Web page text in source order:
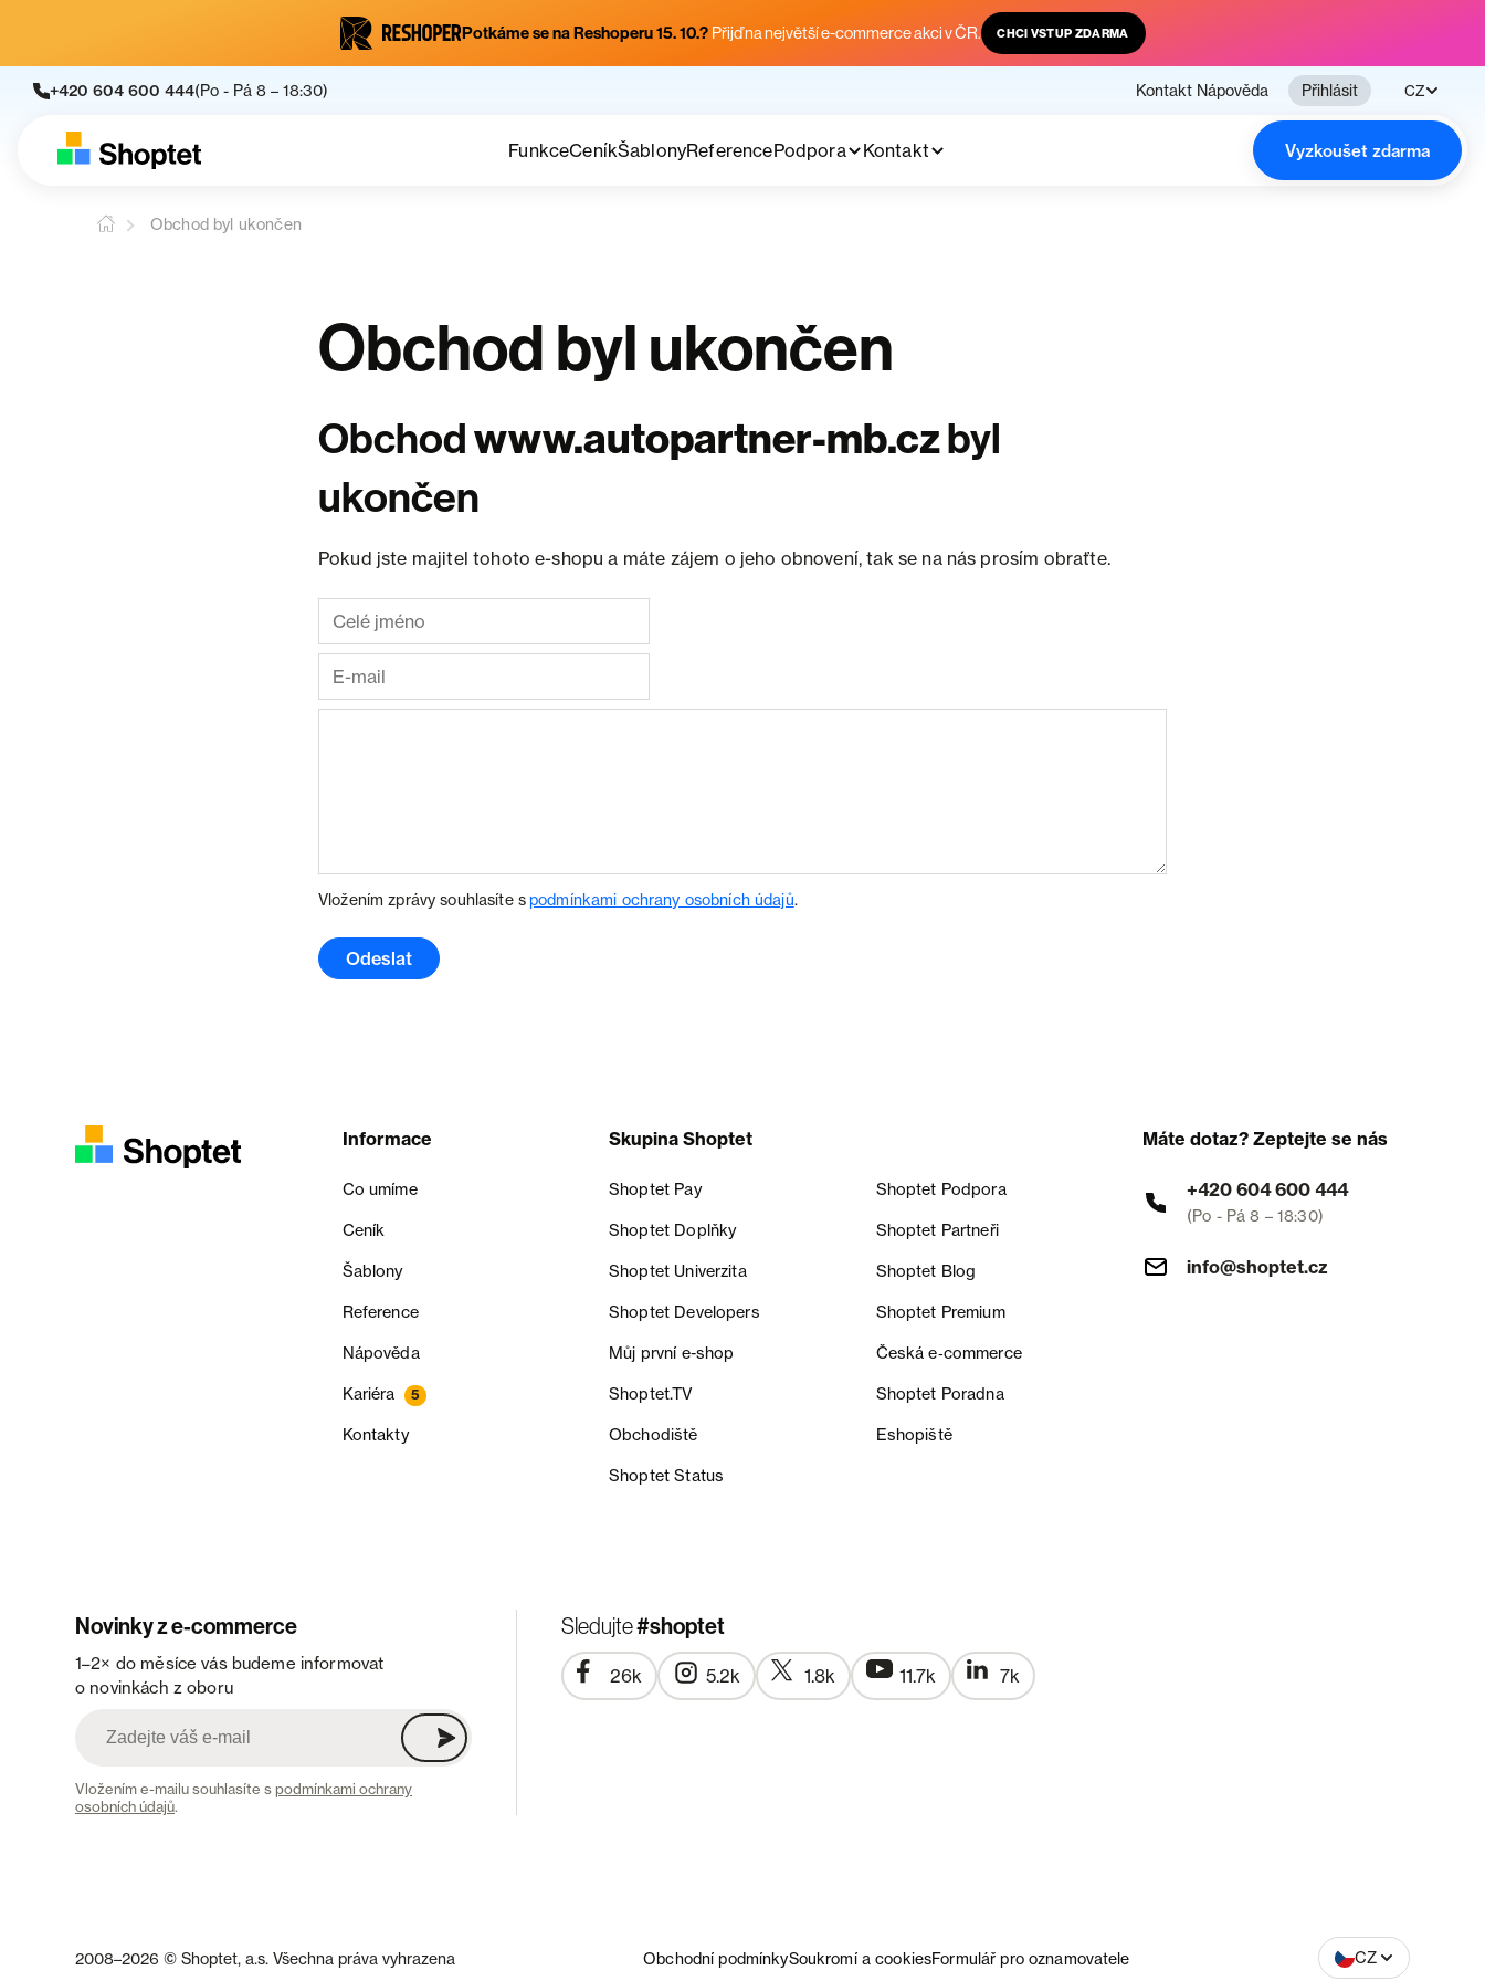
Potkáme se na Reshoperu 15. 10.? Přijď na největší e-commerce akci v ČR. CHCI VSTUP ZDARMA
+420 604 600 444(Po - Pá 8 – 18:30) Kontakt Nápověda Přihlásit CZ
FunkceCeníkŠablonyReferencePodpora Kontakt Vyzkoušet zdarma
Obchod byl ukončen
Obchod byl ukončen
Obchodwww.autopartner-mb.czbyl
ukončen
Pokud jste majitel tohoto e-shopu a máte zájem o jeho obnovení, tak se na nás prosím obraťte.
Vložením zprávy souhlasíte spodmínkami ochrany osobních údajů.
Odeslat
Informace
Co umíme
Ceník
Šablony
Reference
Nápověda
Kariéra 5
Kontakty
Skupina Shoptet
Shoptet Pay Shoptet Podpora
Shoptet Doplňky Shoptet Partneři
Shoptet Univerzita Shoptet Blog
Shoptet Developers Shoptet Premium
Můj první e-shop Česká e‑commerce
Shoptet.TV Shoptet Poradna
Obchodiště Eshopiště
Shoptet Status
Máte dotaz? Zeptejte se nás
+420 604 600 444
(Po - Pá 8 – 18:30)
info@shoptet.cz
Novinky z e-commerce
1–2× do měsíce vás budeme informovat
o novinkách z oboru
Vložením e-mailu souhlasíte spodmínkami ochrany
osobních údajů.
Sledujte#shoptet
26k 5.2k 1.8k 11.7k 7k
2008–2026 © Shoptet, a.s. Všechna práva vyhrazena Obchodní podmínkySoukromí a cookiesFormulář pro oznamovatele CZ